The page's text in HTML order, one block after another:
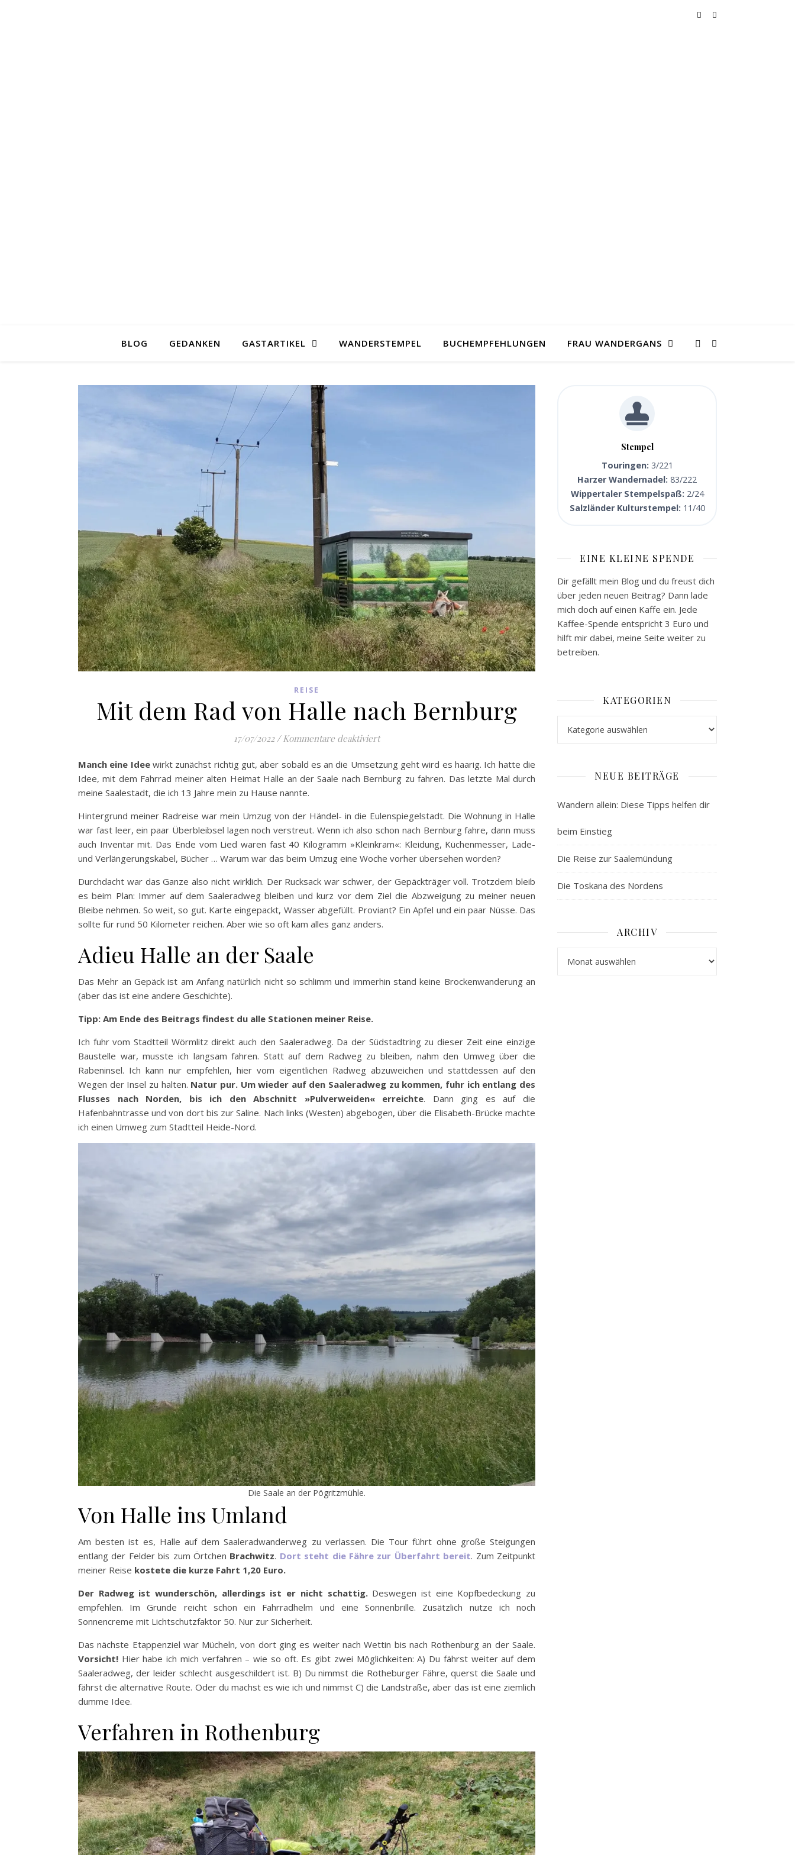
BLOG GEDANKEN GASTARTIKEL WANDERSTEMPEL BUCHEMPFEHLUNGEN FRAU WANDERGANS
REISE
Mit dem Rad von Halle nach Bernburg
17/07/2022 / Kommentare deaktiviertfür Mit dem Rad von Halle nach Bernburg
Manch eine Ideewirkt zunächst richtig gut, aber sobald es an die Umsetzung geht wird es haarig. Ich hatte die
Idee, mit dem Fahrrad meiner alten Heimat Halle an der Saale nach Bernburg zu fahren. Das letzte Mal durch
meine Saalestadt, die ich 13 Jahre mein zu Hause nannte.
Hintergrund meiner Radreise war mein Umzug von der Händel- in die Eulenspiegelstadt. Die Wohnung in Halle
war fast leer, ein paar Überbleibsel lagen noch verstreut. Wenn ich also schon nach Bernburg fahre, dann muss
auch Inventar mit. Das Ende vom Lied waren fast 40 Kilogramm »Kleinkram«: Kleidung, Küchenmesser, Lade-
und Verlängerungskabel, Bücher … Warum war das beim Umzug eine Woche vorher übersehen worden?
Durchdacht war das Ganze also nicht wirklich. Der Rucksack war schwer, der Gepäckträger voll. Trotzdem bleib
es beim Plan: Immer auf dem Saaleradweg bleiben und kurz vor dem Ziel die Abzweigung zu meiner neuen
Bleibe nehmen. So weit, so gut. Karte eingepackt, Wasser abgefüllt. Proviant? Ein Apfel und ein paar Nüsse. Das
sollte für rund 50 Kilometer reichen. Aber wie so oft kam alles ganz anders.
Adieu Halle an der Saale
Das Mehr an Gepäck ist am Anfang natürlich nicht so schlimm und immerhin stand keine Brockenwanderung an
(aber das ist eine andere Geschichte).
Tipp: Am Ende des Beitrags findest du alle Stationen meiner Reise.
Ich fuhr vom Stadtteil Wörmlitz direkt auch den Saaleradweg. Da der Südstadtring zu dieser Zeit eine einzige
Baustelle war, musste ich langsam fahren. Statt auf dem Radweg zu bleiben, nahm den Umweg über die
Rabeninsel. Ich kann nur empfehlen, hier vom eigentlichen Radweg abzuweichen und stattdessen auf den
Wegen der Insel zu halten. Natur pur. Um wieder auf den Saaleradweg zu kommen, fuhr ich entlang des
Flusses nach Norden, bis ich den Abschnitt »Pulverweiden« erreichte. Dann ging es auf die
Hafenbahntrasse und von dort bis zur Saline. Nach links (Westen) abgebogen, über die Elisabeth-Brücke machte
ich einen Umweg zum Stadtteil Heide-Nord.
Die Saale an der Pögritzmühle.
Von Halle ins Umland
Am besten ist es, Halle auf dem Saaleradwanderweg zu verlassen. Die Tour führt ohne große Steigungen
entlang der Felder bis zum Örtchen Brachwitz. Dort steht die Fähre zur Überfahrt bereit. Zum Zeitpunkt
meiner Reise kostete die kurze Fahrt 1,20 Euro.
Der Radweg ist wunderschön, allerdings ist er nicht schattig.Deswegen ist eine Kopfbedeckung zu
empfehlen. Im Grunde reicht schon ein Fahrradhelm und eine Sonnenbrille. Zusätzlich nutze ich noch
Sonnencreme mit Lichtschutzfaktor 50. Nur zur Sicherheit.
Das nächste Etappenziel war Mücheln, von dort ging es weiter nach Wettin bis nach Rothenburg an der Saale.
Vorsicht! Hier habe ich mich verfahren – wie so oft. Es gibt zwei Möglichkeiten: A) Du fährst weiter auf dem
Saaleradweg, der leider schlecht ausgeschildert ist. B) Du nimmst die Rotheburger Fähre, querst die Saale und
fährst die alternative Route. Oder du machst es wie ich und nimmst C) die Landstraße, aber das ist eine ziemlich
dumme Idee.
Verfahren in Rothenburg
Stempel
Touringen: 3/221
Harzer Wandernadel: 83/222
Wippertaler Stempelspaß: 2/24
Salzländer Kulturstempel: 11/40
EINE KLEINE SPENDE
Dir gefällt mein Blog und du freust dich
über jeden neuen Beitrag? Dann lade
mich doch auf einen Kaffe ein. Jede
Kaffee-Spende entspricht 3 Euro und
hilft mir dabei, meine Seite weiter zu
betreiben.
KATEGORIEN
NEUE BEITRÄGE
Wandern allein: Diese Tipps helfen dir
beim Einstieg
Die Reise zur Saalemündung
Die Toskana des Nordens
ARCHIV